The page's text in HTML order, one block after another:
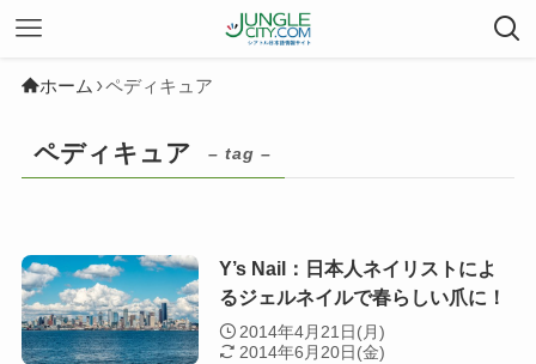
ホーム ペディキュア
ペディキュア – tag –
Y’s Nail：日本人ネイリストによ
るジェルネイルで春らしい爪に！
2014年4月21日(月)
2014年6月20日(金)